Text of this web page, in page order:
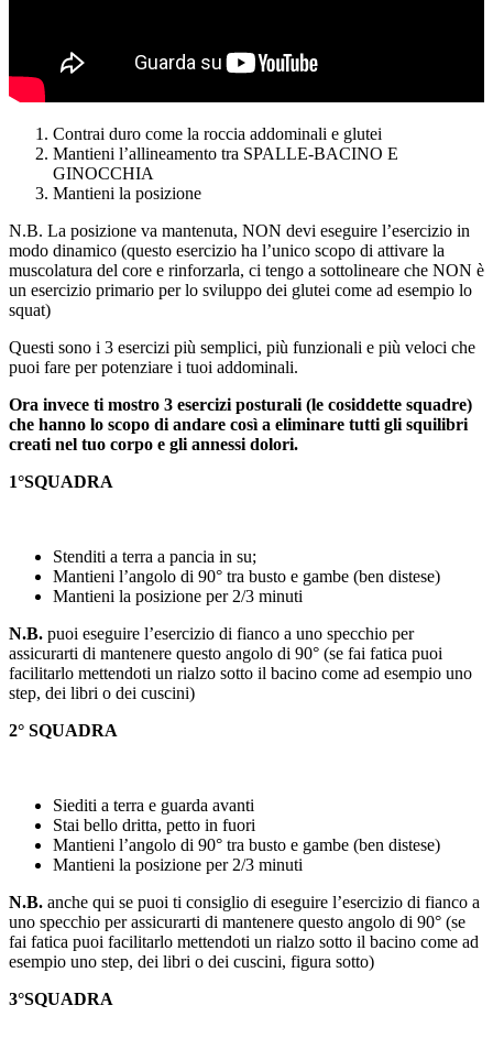
Contrai duro come la roccia addominali e glutei
Mantieni l’allineamento tra SPALLE-BACINO E
GINOCCHIA
Mantieni la posizione
N.B. La posizione va mantenuta, NON devi eseguire l’esercizio in
modo dinamico (questo esercizio ha l’unico scopo di attivare la
muscolatura del core e rinforzarla, ci tengo a sottolineare che NON è
un esercizio primario per lo sviluppo dei glutei come ad esempio lo
squat)
Questi sono i 3 esercizi più semplici, più funzionali e più veloci che
puoi fare per potenziare i tuoi addominali.
Ora invece ti mostro 3 esercizi posturali (le cosiddette squadre)
che hanno lo scopo di andare così a eliminare tutti gli squilibri
creati nel tuo corpo e gli annessi dolori.
1°SQUADRA
Stenditi a terra a pancia in su;
Mantieni l’angolo di 90° tra busto e gambe (ben distese)
Mantieni la posizione per 2/3 minuti
N.B. puoi eseguire l’esercizio di fianco a uno specchio per
assicurarti di mantenere questo angolo di 90° (se fai fatica puoi
facilitarlo mettendoti un rialzo sotto il bacino come ad esempio uno
step, dei libri o dei cuscini)
2° SQUADRA
Siediti a terra e guarda avanti
Stai bello dritta, petto in fuori
Mantieni l’angolo di 90° tra busto e gambe (ben distese)
Mantieni la posizione per 2/3 minuti
N.B. anche qui se puoi ti consiglio di eseguire l’esercizio di fianco a
uno specchio per assicurarti di mantenere questo angolo di 90° (se
fai fatica puoi facilitarlo mettendoti un rialzo sotto il bacino come ad
esempio uno step, dei libri o dei cuscini, figura sotto)
3°SQUADRA